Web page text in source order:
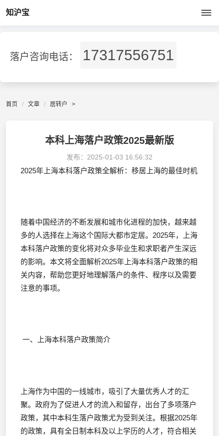
知沪宝
落户咨询电话： 17317556751
首页 文章 居转户 >
本科上海落户政策2025最新版
发布： 2025-01-03 16:56:32
2025年上海本科落户政策全解析：移居上海的最佳时机
随着中国经济的不断发展和城市化进程的加快，越来越
多的人选择在上海这个国际大都市定居。2025年，上海
本科落户政策的变化将对众多毕业生和求职者产生深远
的影响。本文将全面解析2025年上海本科落户政策的相
关内容，帮助您更好地理解落户的条件、程序以及需要
注意的事项。
一、上海本科落户政策简介
上海作为中国的一线城市，吸引了大量优秀人才的汇
聚。政府为了促进人才的流入和留存，出台了多项落户
政策，其中本科生落户政策尤为受到关注。根据2025年
的政策，具有全日制本科及以上学历的人才，符合相关